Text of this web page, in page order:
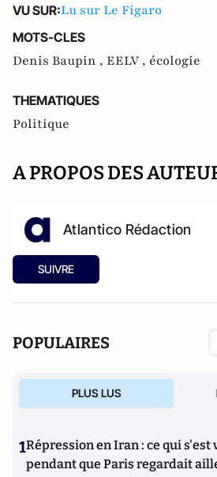
VU SUR:Lu sur Le Figaro
MOTS-CLES
Denis Baupin , EELV , écologie
THEMATIQUES
Politique
A PROPOS DES
Atlantico Rédaction
SUIVRE
POPULAIRES
PLUS LUS
1Répression en Iran : ce qui
pendant que Paris regardait